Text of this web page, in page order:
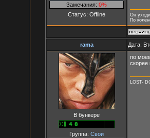
Замечания: 0%
Статус: Offline
Он
По
rama Дата:
В бункере
Группа: Свои
по
скорее
LOST-